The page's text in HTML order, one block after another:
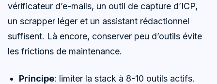
vérificateur d’e-mails, un outil de capture d’ICP,
un scrapper léger et un assistant rédactionnel
suffisent. Là encore, conserver peu d’outils évite
les frictions de maintenance.
Principe: limiter la stack à 8-10 outils actifs.